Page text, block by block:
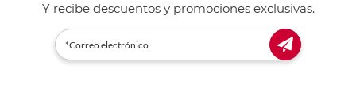
Y recibe descuentos y promociones exclusivas.